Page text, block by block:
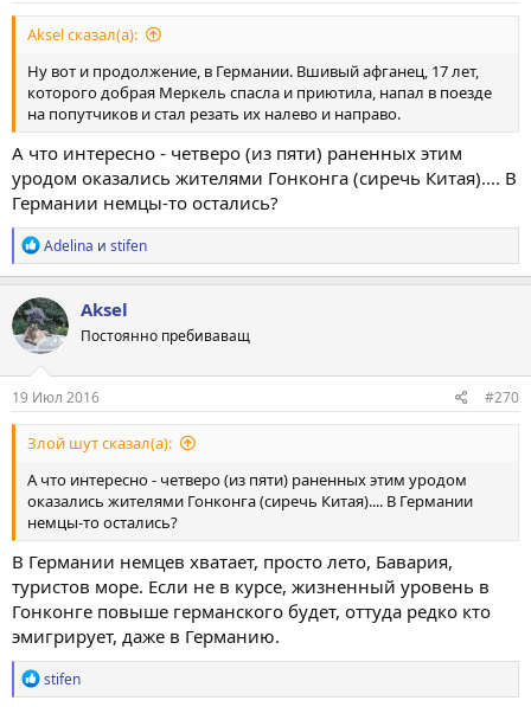
Aksel сказал(а):
Ну вот и продолжение, в Германии. Вшивый афганец, 17 лет,
которого добрая Меркель спасла и приютила, напал в поезде
на попутчиков и стал резать их налево и направо.
А что интересно - четверо (из пяти) раненных этим
уродом оказались жителями Гонконга (сиречь Китая).... В
Германии немцы-то остались?
Р
е
а
к
ц
и
и
:
Adelina и stifen
Aksel
Постоянно пребиваващ
19 Июл 2016 #270
Злой шут сказал(а):
А что интересно - четверо (из пяти) раненных этим уродом
оказались жителями Гонконга (сиречь Китая).... В Германии
немцы-то остались?
В Германии немцев хватает, просто лето, Бавария,
туристов море. Если не в курсе, жизненный уровень в
Гонконге повыше германского будет, оттуда редко кто
эмигрирует, даже в Германию.
Р
е
stifen